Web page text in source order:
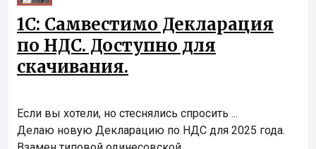
1С: Самвестимо Декларация
по НДС. Доступно для
скачивания.
Если вы хотели, но стеснялись спросить ...
Делаю новую Декларацию по НДС для 2025 года.